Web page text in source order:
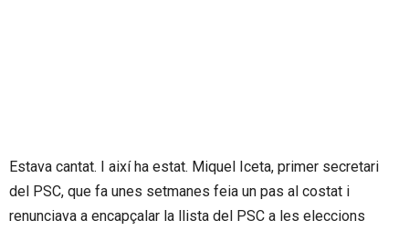
Estava cantat. I així ha estat. Miquel Iceta, primer secretari
del PSC, que fa unes setmanes feia un pas al costat i
renunciava a encapçalar la llista del PSC a les eleccions